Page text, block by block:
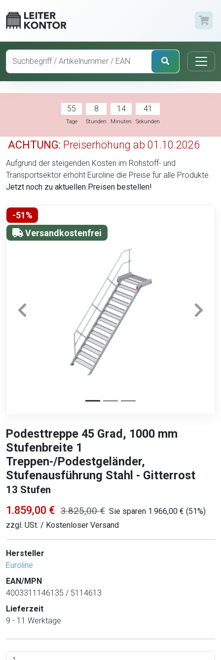
55
Tage
8
Stunden
14
Minuten
40
Sekunden
ACHTUNG: Preiserhöhung ab 01.10.2026
Aufgrund der steigenden Kosten im Rohstoff- und
Transportsektor erhöht Euroline die Preise für alle Produkte.
Jetzt noch zu aktuellen Preisen bestellen!
-51%
Versandkostenfrei
Podesttreppe 45 Grad, 1000 mm
Stufenbreite 1
Treppen-/Podestgeländer,
Stufenausführung Stahl - Gitterrost
13 Stufen
1.859,00 € 3.825,00 € Sie sparen 1.966,00 € (51%)
zzgl. USt. / Kostenloser Versand
Hersteller
Euroline
EAN/MPN
4003311146135 / 5114613
Lieferzeit
9 - 11 Werktage